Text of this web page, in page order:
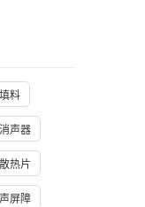
料
消声器
散热片
声屏障